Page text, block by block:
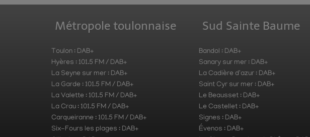
Métropole toulonnaise
Toulon : DAB+
Hyères : 101.5 FM / DAB+
La Seyne sur mer : DAB+
La Garde : 101.5 FM / DAB+
La Valette : 101.5 FM / DAB+
La Crau : 101.5 FM / DAB+
Carqueiranne : 101.5 FM / DAB+
Six-Fours les plages : DAB+
Sud Sainte Baume
Bandol : DAB+
Sanary sur mer : DAB+
La Cadière d'azur : DAB+
Saint Cyr sur mer : DAB+
Le Beausset : DAB+
Le Castellet : DAB+
Signes : DAB+
Évenos : DAB+